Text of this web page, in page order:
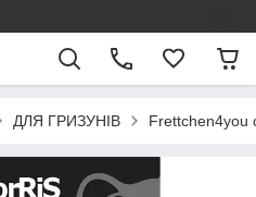
ДЛЯ ГРИЗУНІВ Frettchen4you